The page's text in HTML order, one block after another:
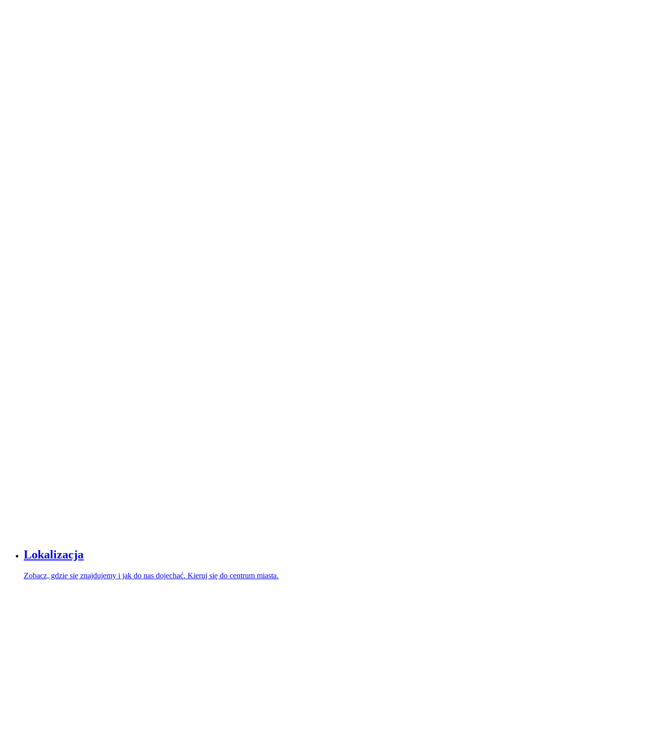
Lokalizacja
Zobacz, gdzie się znajdujemy i jak do nas dojechać. Kieruj się do centrum miasta.